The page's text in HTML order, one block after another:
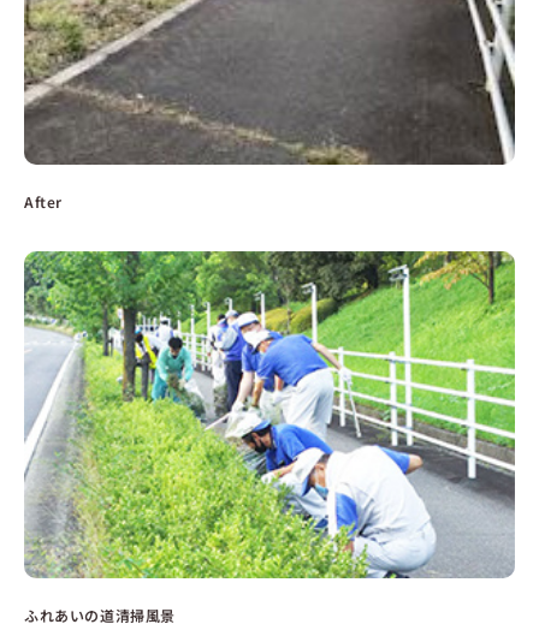
After
ふれあいの道清掃風景